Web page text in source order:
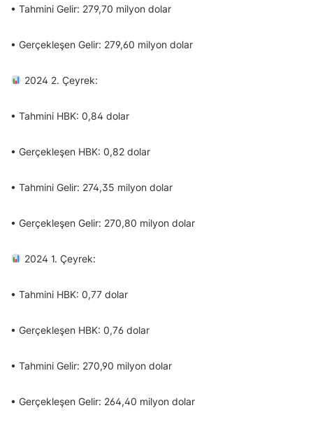
• Tahmini Gelir: 279,70 milyon dolar
• Gerçekleşen Gelir: 279,60 milyon dolar
2024 2. Çeyrek:
• Tahmini HBK: 0,84 dolar
• Gerçekleşen HBK: 0,82 dolar
• Tahmini Gelir: 274,35 milyon dolar
• Gerçekleşen Gelir: 270,80 milyon dolar
2024 1. Çeyrek:
• Tahmini HBK: 0,77 dolar
• Gerçekleşen HBK: 0,76 dolar
• Tahmini Gelir: 270,90 milyon dolar
• Gerçekleşen Gelir: 264,40 milyon dolar